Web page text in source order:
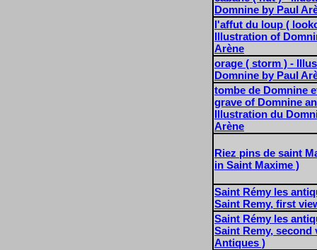
Domnine by Paul
l'affut du loup (
Illustration of
Arène
orage ( storm ) -
Domnine by Paul
tombe de Domnine
grave of Domnine
Illustration du
Arène
Riez pins de saint
in Saint Maxime )
Saint Rémy les
Saint Remy, first
Saint Rémy les
Saint Remy, second
Antiques )